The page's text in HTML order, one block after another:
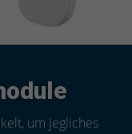
um jegliches